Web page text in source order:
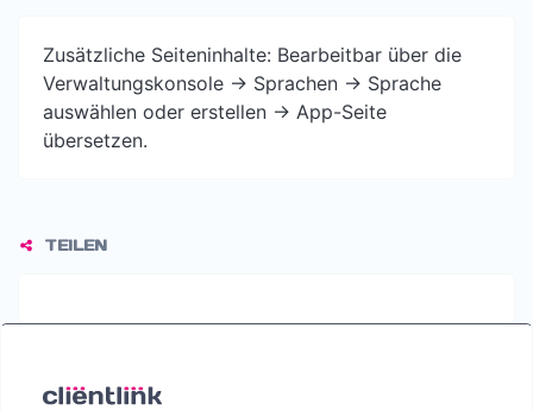
Zusätzliche Seiteninhalte: Bearbeitbar über die
Verwaltungskonsole -> Sprachen -> Sprache
auswählen oder erstellen -> App-Seite
übersetzen.
TEILEN